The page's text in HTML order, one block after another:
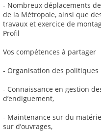
- Nombreux déplacements
de la Métropole, ainsi que
travaux et exercice de
Profil
Vos compétences à partager
- Organisation des politiques
- Connaissance en gestion
d’endiguement,
- Maintenance sur du
sur d’ouvrages,